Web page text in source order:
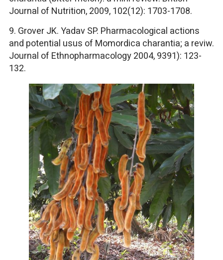
Journal of Nutrition, 2009, 102(12): 1703-1708.
9. Grover JK. Yadav SP. Pharmacological actions
and potential usus of Momordica charantia; a reviw.
Journal of Ethnopharmacology 2004, 9391): 123-
132.